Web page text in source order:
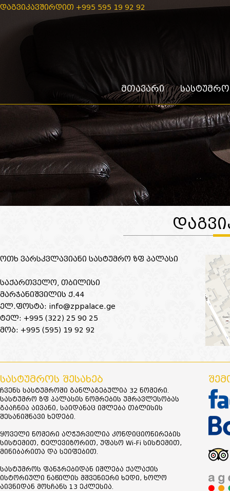
ᲓᲐᲒᲕᲘᲙᲐᲕᲨᲘᲠᲓᲘᲗ +995 595 19 92 92
ᲛᲗᲐᲕᲐᲠᲘ
ოთხ ვარსკვლავიანი სასტუმრო ზფ პალასი
საქართველო, თბილისი
მარჯანიშვილის ქ.44
ელ.ფოსტა: info@zppalace.ge
ტელ: +995 (322) 25 90 25
მობ: +995 (595) 19 92 92
ᲡᲐᲡᲢᲣᲛᲠᲝᲡ ᲨᲔᲡᲐᲮᲔᲑ
ჩვენს სასტუმროში განლაგებულია 32 ნომერი.
სასტუმრო ზფ პალასის ნომრების უმრავლესობას
გააჩნია აივანი, საიდანაც იშლება თბლისის
შესანიშნავი ხედები.
ყოველი ნომერი აღჭურვილია კონდიციონირების
სისტემით, ტელევიზორით, უფასო Wi-Fi სისტემით,
მინიბარითა და სეიფებით.
სასტუმროს ფანჯრებიდან იშლება ქალაქის
ისტორიული ნაწილის მშვენიერი ხედი, ხოლო
აივნიდან მოსჩანს 13 ეკლესია.